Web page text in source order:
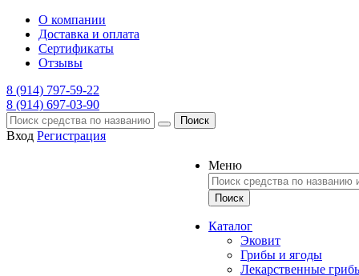
О компании
Доставка и оплата
Сертификаты
Отзывы
8 (914) 797-59-22
8 (914) 697-03-90
Поиск
Вход Регистрация
Меню
Каталог
Эковит
Грибы и ягоды
Лекарственные